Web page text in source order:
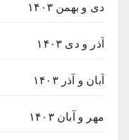
دی و بهمن ۱۴۰۳
آذر و دی ۱۴۰۳
آبان و آذر ۱۴۰۳
مهر و آبان ۱۴۰۳